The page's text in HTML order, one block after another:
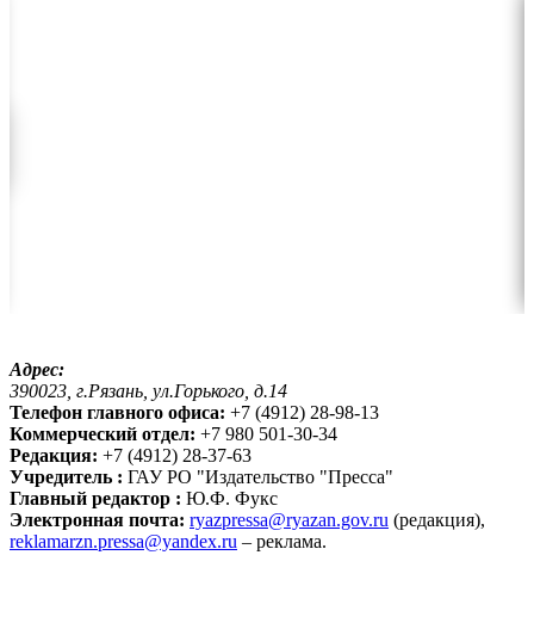
Адрес:
390023, г.Рязань, ул.Горького, д.14
Телефон главного офиса: +7 (4912) 28-98-13
Коммерческий отдел: +7 980 501-30-34
Редакция: +7 (4912) 28-37-63
Учредитель : ГАУ РО "Издательство "Пресса"
Главный редактор : Ю.Ф. Фукс
Электронная почта: ryazpressa@ryazan.gov.ru (редакция),
reklamarzn.pressa@yandex.ru – реклама.